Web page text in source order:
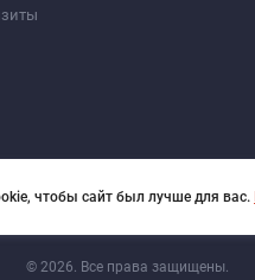
© 2026. Все права защищены.
чтобы сайт был лучше для вас.